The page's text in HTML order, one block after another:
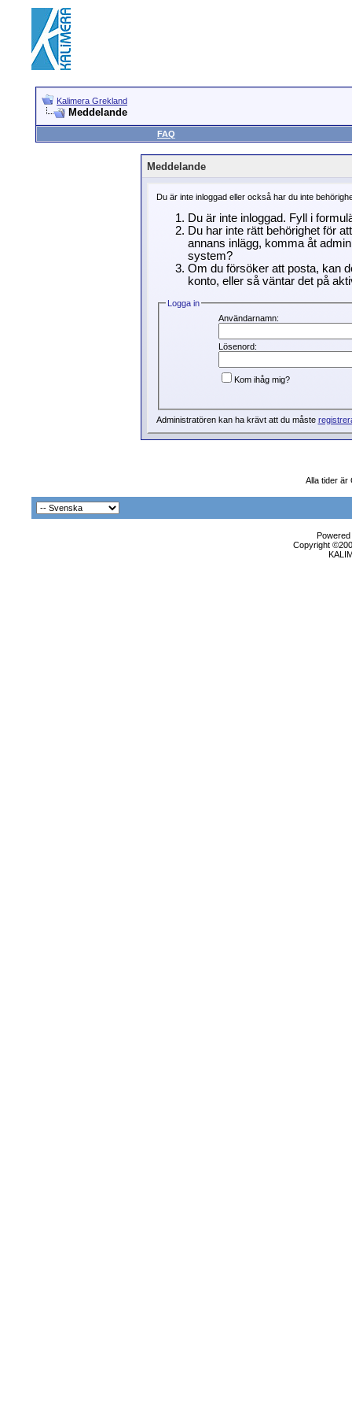
Kalimera Grekland
Meddelande
FAQ
Meddelande
Du är inte inloggad eller också har du inte
Du är inte inloggad. Fyll i
Du har inte rätt behörighet för
annans inlägg, komma åt
system?
Om du försöker att posta, kan
konto, eller så väntar det på
Logga in
Användarnamn:
Lösenord:
Kom ihåg mig?
Administratören kan ha krävt att du måste
Alla tider är
Copyright